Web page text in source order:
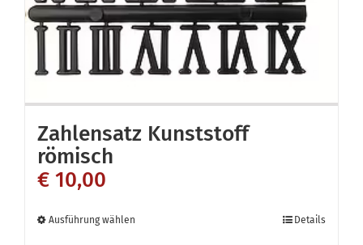
Die
Optionen
können
Produktseite
Zahlensatz Kunststoff
römisch
€ 10,00
Ausführung wählen Details